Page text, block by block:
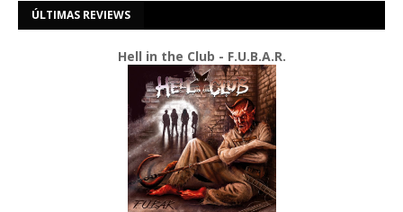
ÚLTIMAS REVIEWS
Hell in the Club - F.U.B.A.R.